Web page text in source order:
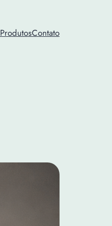
ProdutosContato